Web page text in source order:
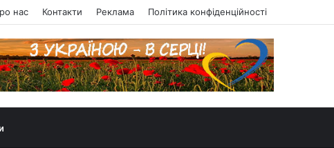
нас Контакти Реклама Політика конфіденційності